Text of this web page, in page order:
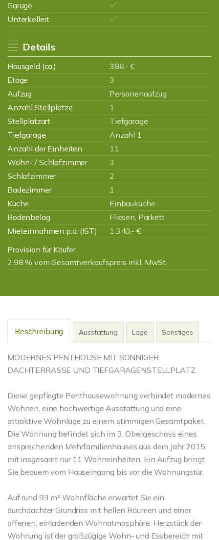
Garage
Unterkellert
Details
Hausgeld (ca.)
386,- €
Etage
3
Aufzug
Personenaufzug
Anzahl Stellplätze
1
Stellplatzart
Tiefgarage
Tiefgarage
Anzahl 1
Anzahl der Einheiten
11
Wohn- / Schlafzimmer
3
Schlafzimmer
2
Badezimmer
1
Küche
Einbauküche
Bodenbelag
Fliesen, Parkett
Mieteinnahmen p.a. (IST)
1.340,- €
Provision für Käufer
2,98 % vom Gesamtverkaufspreis inkl. MwSt.
Beschreibung Ausstattung Lage Sonstiges
MODERNES PENTHOUSE MIT SONNIGER
DACHTERRASSE UND TIEFGARAGENSTELLPLATZ
Diese gepflegte Penthousewohnung verbindet modernes
Wohnen, eine hochwertige Ausstattung und eine
attraktive Wohnlage zu einem stimmigen Gesamtpaket.
Die Wohnung befindet sich im 3. Obergeschoss eines
ansprechenden Mehrfamilienhauses aus dem Jahr 2015
mit insgesamt nur 11 Wohneinheiten. Ein Aufzug bringt
Sie bequem vom Hauseingang bis vor die Wohnungstür.
Auf rund 93 m² Wohnfläche erwartet Sie ein
durchdachter Grundriss mit hellen Räumen und einer
offenen, einladenden Wohnatmosphäre. Herzstück der
Wohnung ist der großzügige Wohn- und Essbereich mit